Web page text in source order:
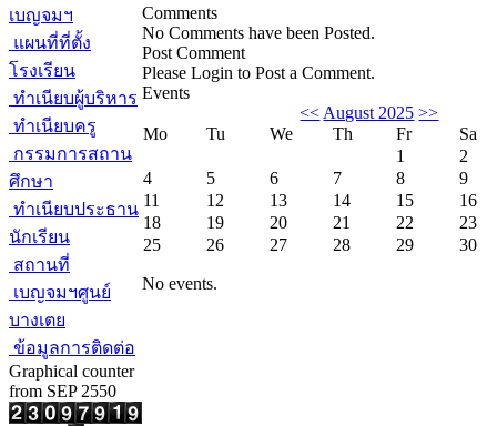
เบญจมฯ
แผนที่ที่ตั้ง
โรงเรียน
ทำเนียบผู้บริหาร
ทำเนียบครู
กรรมการสถาน
ศึกษา
ทำเนียบประธาน
นักเรียน
สถานที่
เบญจมฯศูนย์
บางเตย
ข้อมูลการติดต่อ
Graphical counter
from SEP 2550
Comments
No Comments have been Posted.
Post Comment
Please Login to Post a Comment.
Events
<< August 2025 >>
Mo
Tu We Th Fr
Sa
1
2
4
5 6 7 8
9
11
12 13 14 15
16
18
19 20 21 22
23
25
26 27 28 29 30
No events.